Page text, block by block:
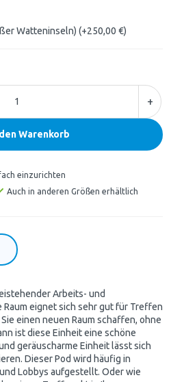
Watteninseln) (+250,00 €)
+
Warenkorb
einzurichten
Auch in anderen Größen erhältlich
Arbeits- und
eignet sich sehr gut für Treffen
einen neuen Raum schaffen, ohne
ist diese Einheit eine schöne
geräuscharme Einheit lässt sich
Dieser Pod wird häufig in
Lobbys aufgestellt. Oder wie